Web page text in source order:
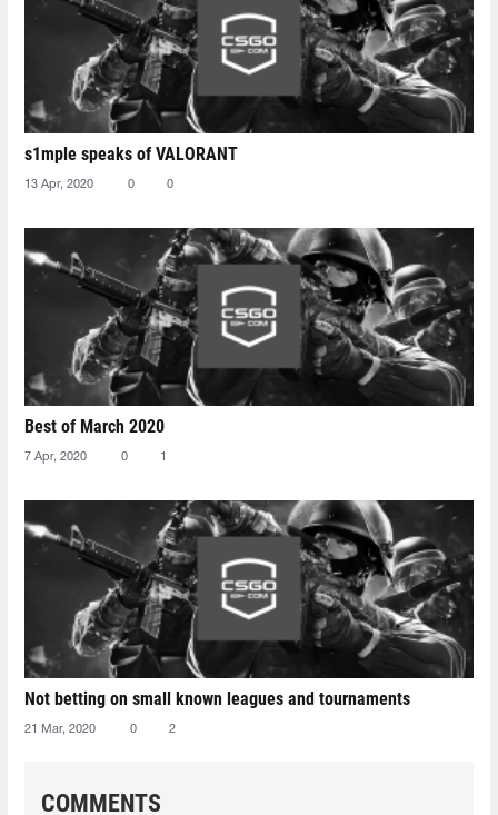
s1mple speaks of VALORANT
13 Apr, 2020 0 0
Best of March 2020
7 Apr, 2020 0 1
Not betting on small known leagues and tournaments
21 Mar, 2020 0 2
COMMENTS